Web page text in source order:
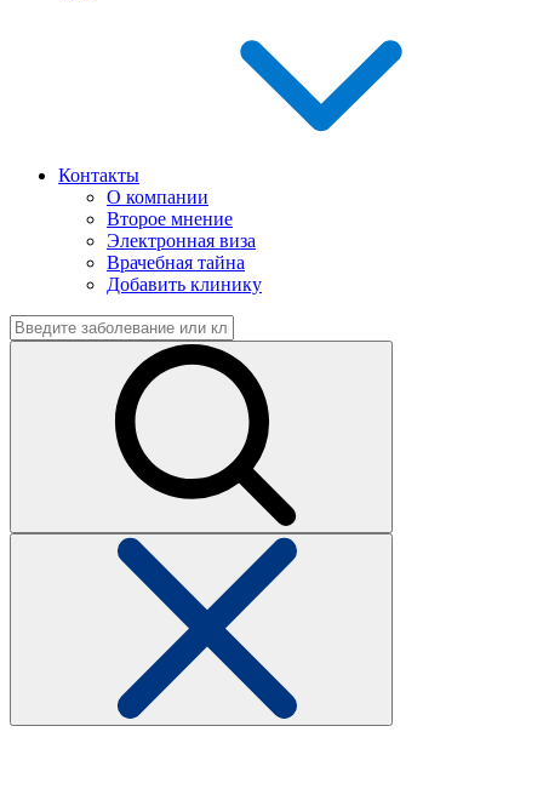
Контакты
О компании
Второе мнение
Электронная виза
Врачебная тайна
Добавить клинику